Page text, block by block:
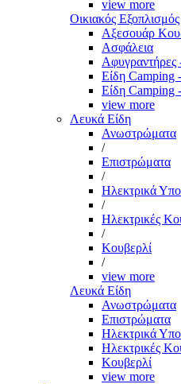
view more
Οικιακός Εξοπλισμός
Αξεσουάρ
Ασφάλεια
Αφυγραντήρες
Είδη Camping
Είδη Camping
view more
Λευκά Είδη
Ανωστρώματα
/
Επιστρώματα
/
Ηλεκτρικά
/
Ηλεκτρικές
/
Κουβερλί
/
view more
Λευκά Είδη
Ανωστρώματα
Επιστρώματα
Ηλεκτρικά
Ηλεκτρικές
Κουβερλί
view more